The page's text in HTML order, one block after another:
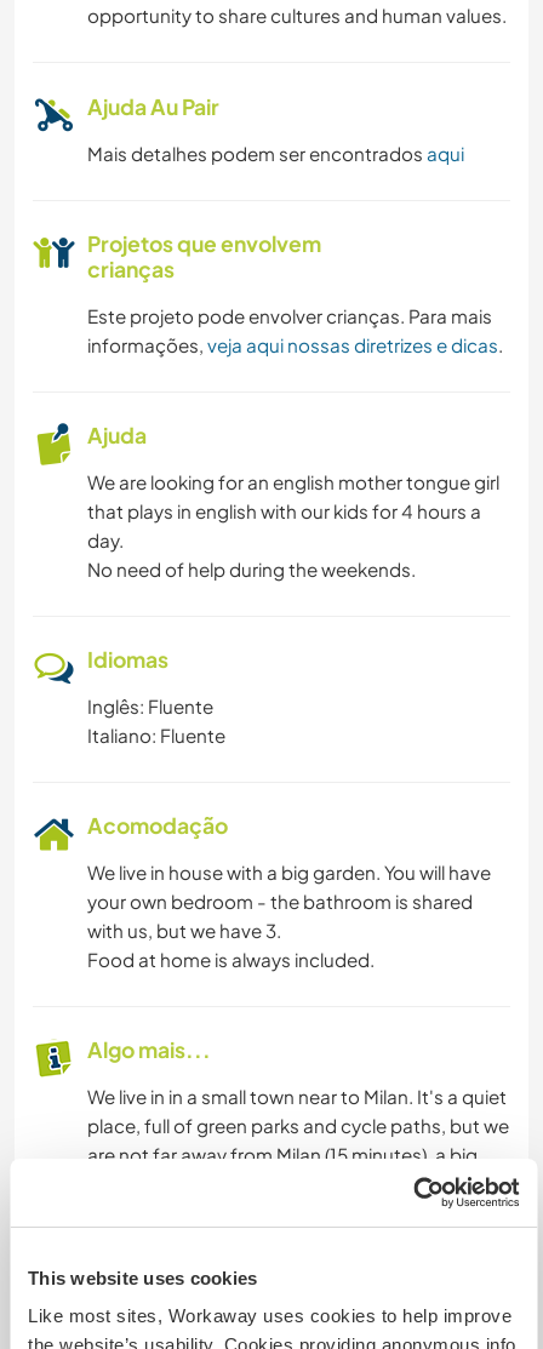
This website uses cookies
Like most sites, Workaway uses cookies to help improve
the website’s usability. Cookies providing anonymous info
opportunity to share cultures and human values.
Ajuda Au Pair
Mais detalhes podem ser encontrados aqui
Projetos que envolvem
crianças
Este projeto pode envolver crianças. Para mais
informações, veja aqui nossas diretrizes e dicas.
Ajuda
We are looking for an english mother tongue girl
that plays in english with our kids for 4 hours a
day.
No need of help during the weekends.
Idiomas
Inglês: Fluente
Italiano: Fluente
Acomodação
We live in house with a big garden. You will have
your own bedroom - the bathroom is shared
with us, but we have 3.
Food at home is always included.
Algo mais...
We live in in a small town near to Milan. It's a quiet
place, full of green parks and cycle paths, but we
are not far away from Milan (15 minutes), a big
city full of historical places, museums, shops,
to mountains, lakes and seaside.